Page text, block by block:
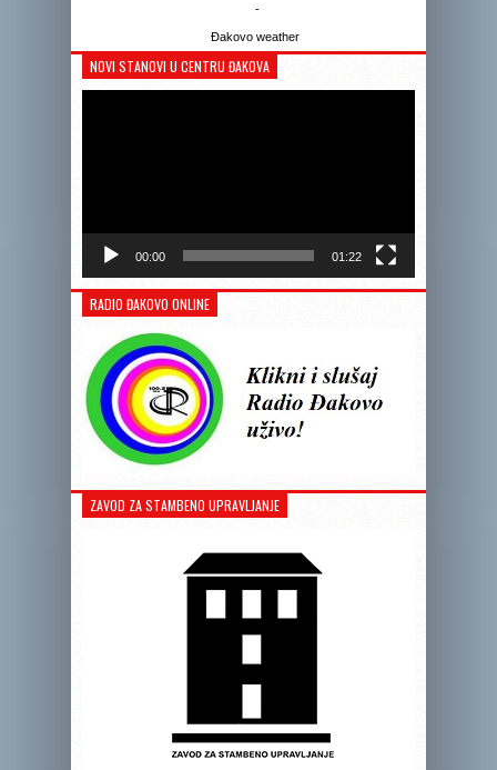
-
Đakovo weather
NOVI STANOVI U CENTRU ĐAKOVA
00:00 01:22
RADIO ĐAKOVO ONLINE
ZAVOD ZA STAMBENO UPRAVLJANJE